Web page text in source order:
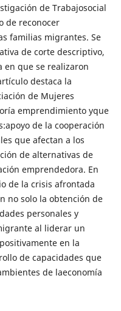
de Trabajosocial
de reconocer
familias migrantes. Se
de corte descriptivo,
en que se realizaron
destaca la
de Mujeres
emprendimiento yque
de la cooperación
que afectan a los
de alternativas de
emprendedora. En
de la crisis afrontada
no solo la obtención de
personales y
al liderar un
en la
de capacidades que
de laeconomía